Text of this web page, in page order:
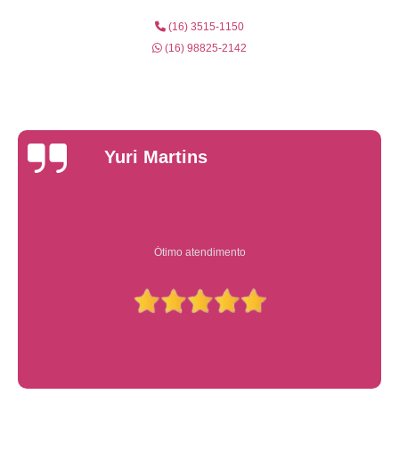
(16) 3515-1150
(16) 98825-2142
Yuri Martins
Ótimo atendimento